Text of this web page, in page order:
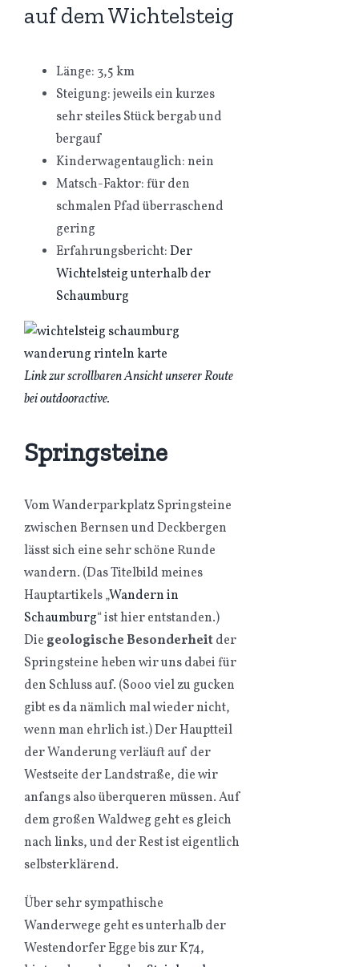
auf dem Wichtelsteig
Länge: 3,5 km
Steigung: jeweils ein kurzes
sehr steiles Stück bergab und
bergauf
Kinderwagentauglich: nein
Matsch-Faktor: für den
schmalen Pfad überraschend
gering
Erfahrungsbericht:Der
Wichtelsteig unterhalb der
Schaumburg
Link zur scrollbaren Ansicht unserer Route
bei outdooractive.
Springsteine
Vom Wanderparkplatz Springsteine
zwischen Bernsen und Deckbergen
lässt sich eine sehr schöne Runde
wandern. (Das Titelbild meines
Hauptartikels „Wandern in
Schaumburg“ ist hier entstanden.)
Die geologische Besonderheitder
Springsteine heben wir uns dabei für
den Schluss auf. (Sooo viel zu gucken
gibt es da nämlich mal wieder nicht,
wenn man ehrlich ist.) Der Hauptteil
der Wanderung verläuft auf der
Westseite der Landstraße, die wir
anfangs also überqueren müssen. Auf
dem großen Waldweg geht es gleich
nach links, und der Rest ist eigentlich
selbsterklärend.
Über sehr sympathische
Wanderwege geht es unterhalb der
Westendorfer Egge bis zur K74,